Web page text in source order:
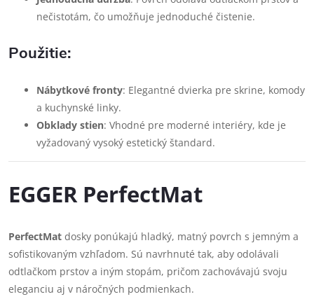
nečistotám, čo umožňuje jednoduché čistenie.
Použitie:
Nábytkové fronty: Elegantné dvierka pre skrine, komody
a kuchynské linky.
Obklady stien: Vhodné pre moderné interiéry, kde je
vyžadovaný vysoký estetický štandard.
EGGER PerfectMat
PerfectMat dosky ponúkajú hladký, matný povrch s jemným a
sofistikovaným vzhľadom. Sú navrhnuté tak, aby odolávali
odtlačkom prstov a iným stopám, pričom zachovávajú svoju
eleganciu aj v náročných podmienkach.